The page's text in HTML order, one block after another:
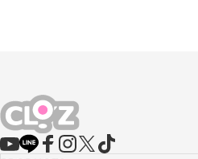
CLO'Z｜クロッツ公式